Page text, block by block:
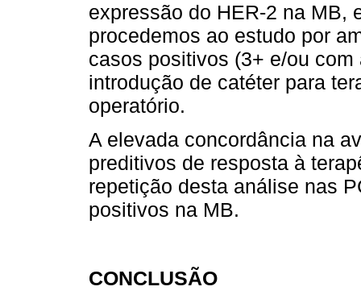
expressão do HER-2 na MB,
procedemos ao estudo por
casos positivos (3+ e/ou
introdução de catéter para
operatório.
A elevada concordância na
preditivos de resposta à
repetição desta análise nas
positivos na MB.
CONCLUSÃO